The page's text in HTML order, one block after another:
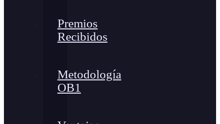
Premios
Recibidos
Metodología
OB1